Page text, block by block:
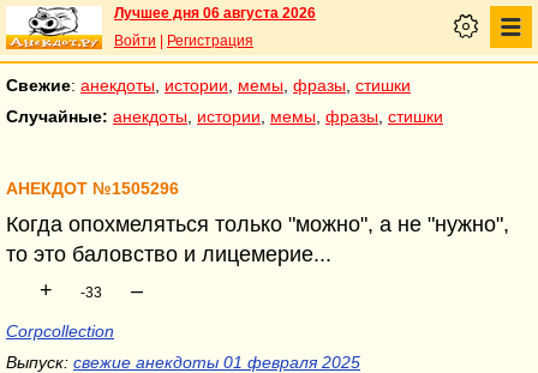
Лучшее дня 06 августа 2026
Войти
Регистрация
Свежие: анекдоты истории мемы фразы стишки
Случайные: анекдоты истории мемы фразы стишки
АНЕКДОТ №1505296
Когда опохмеляться только "можно", а не "нужно",
то это баловство и лицемерие...
+
-33 –
Corpcollection
Выпуск: свежие анекдоты 01 февраля 2025